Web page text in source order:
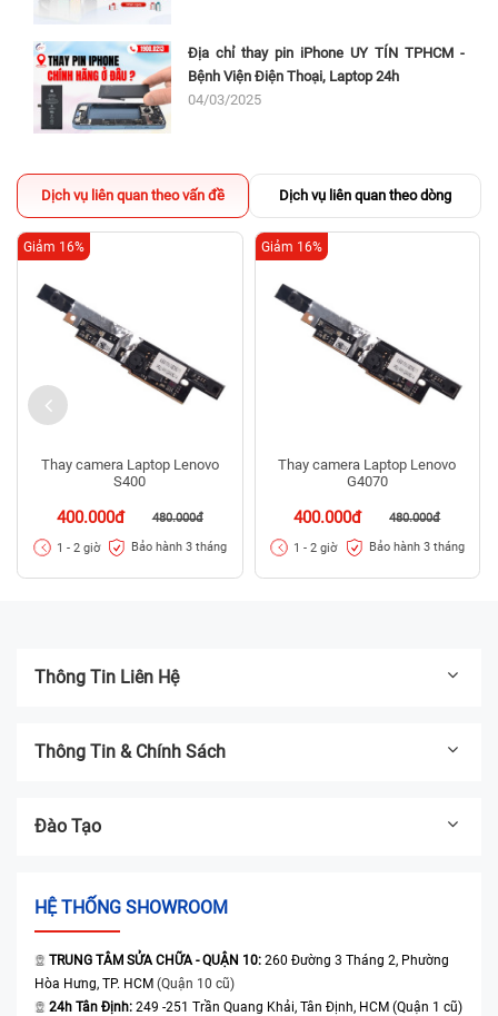
Địa chỉ thay pin iPhone UY TÍN TPHCM -
Bệnh Viện Điện Thoại, Laptop 24h
04/03/2025
Dịch vụ liên quan theo vấn đề Dịch vụ liên quan theo dòng
Thay camera Laptop Lenovo
S400
400.000đ 480.000đ
Giảm 16%
1 - 2 giờ Bảo hành 3 tháng
Thay camera Laptop Lenovo
G4070
400.000đ 480.000đ
Giảm 16%
1 - 2 giờ Bảo hành 3 tháng
Thông Tin Liên Hệ
Thông Tin & Chính Sách
Đào Tạo
HỆ THỐNG SHOWROOM
TRUNG TÂM SỬA CHỮA - QUẬN 10: 260 Đường 3 Tháng 2, Phường
Hòa Hưng, TP. HCM (Quận 10 cũ)
24h Tân Định: 249 -251 Trần Quang Khải, Tân Định, HCM (Quận 1 cũ)